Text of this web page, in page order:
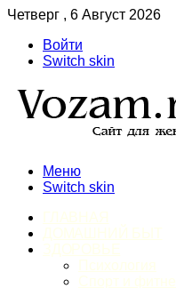
Четверг , 6 Август 2026
Войти
Switch skin
Меню
Switch skin